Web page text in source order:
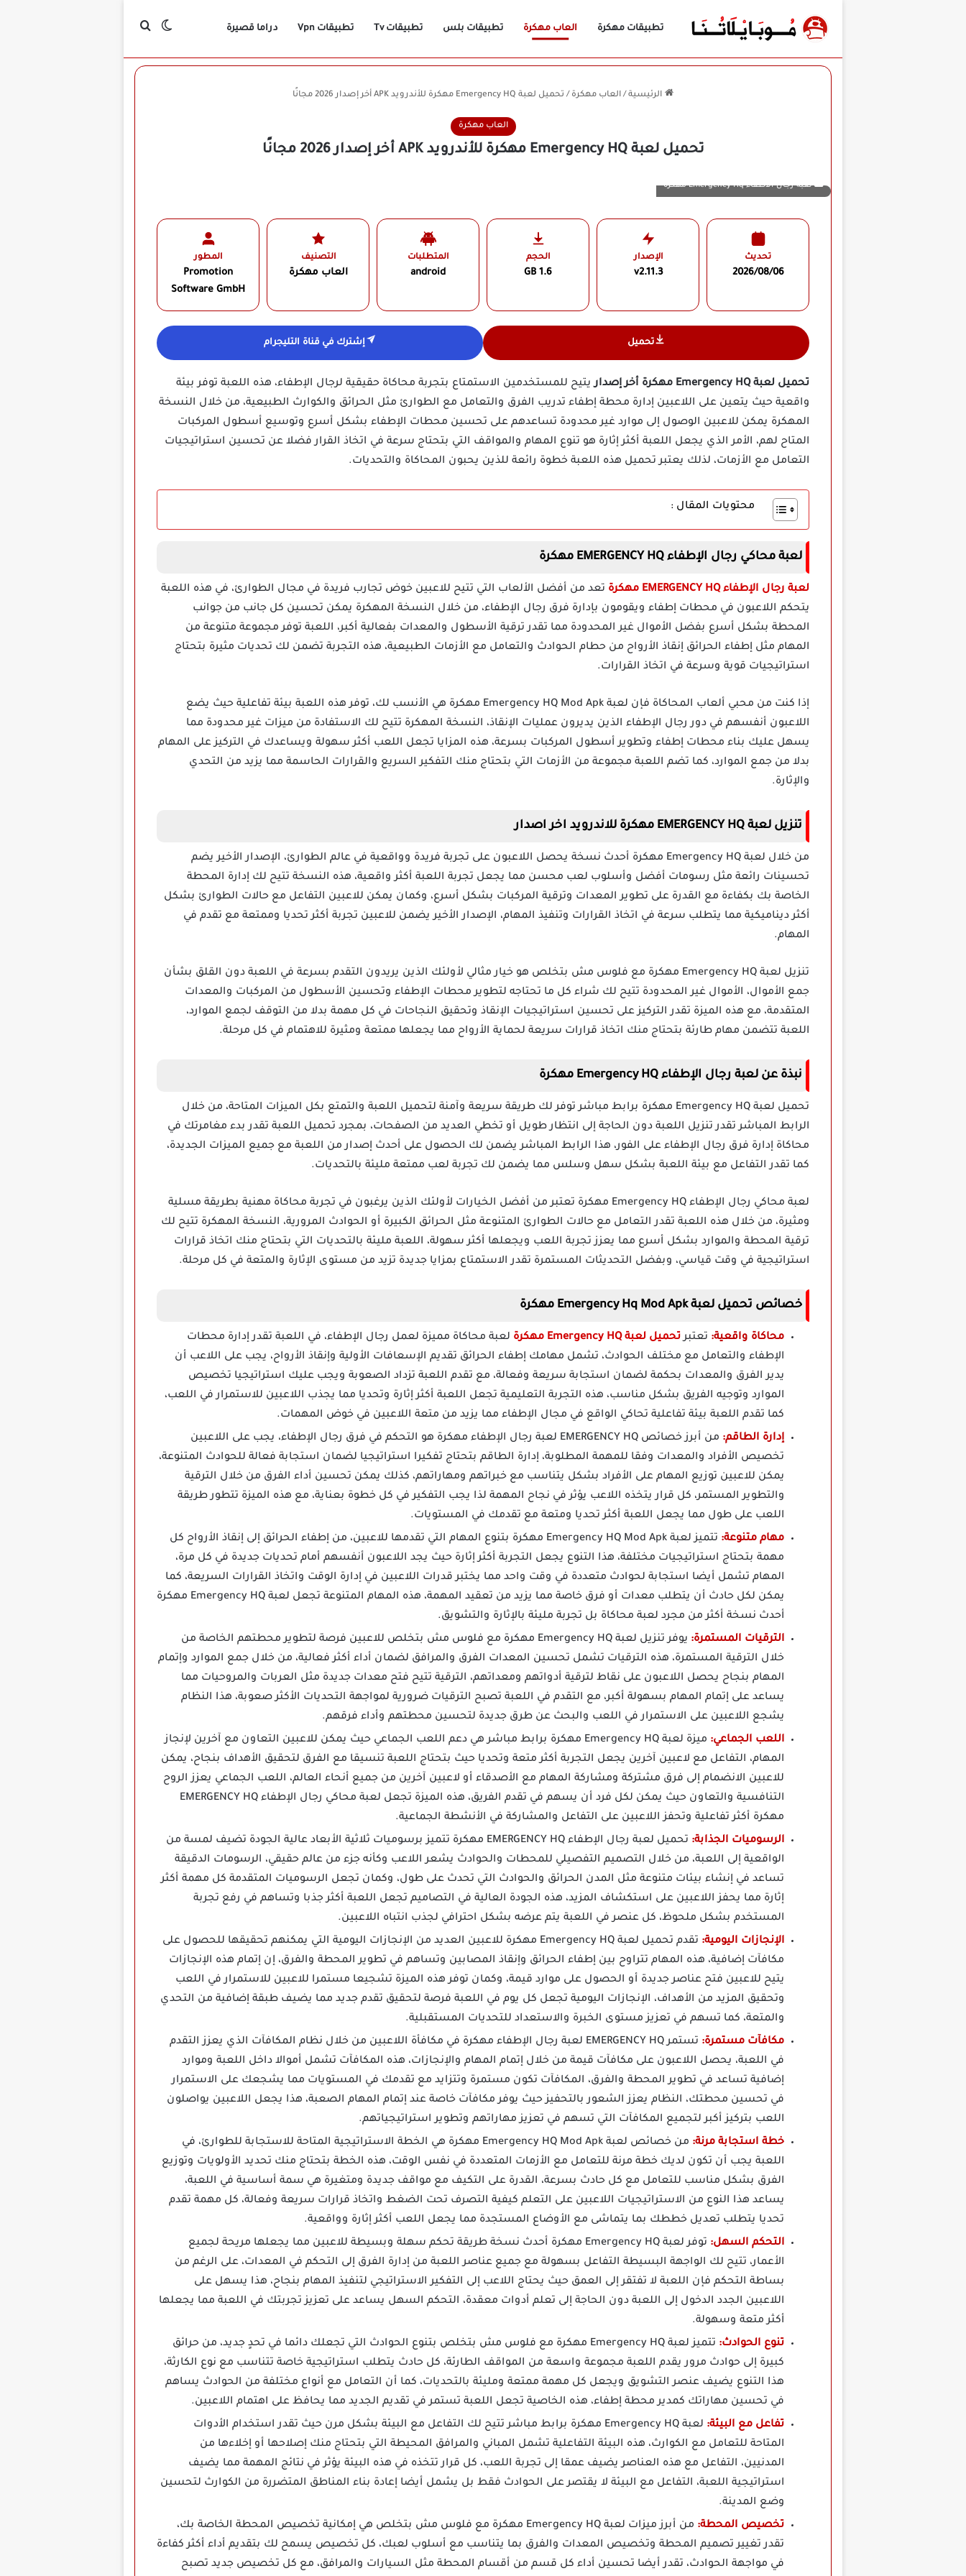
تطبيقات مهكرة العاب مهكرة تطبيقات بلس تطبيقات Tv تطبيقات Vpn دراما قصيرة الوضع المظلم
بحث عن
الرئيسية / العاب مهكرة / تحميل لعبة Emergency HQ مهكرة للأندرويد APK أخر إصدار 2026 مجانًا
العاب مهكرة
تحميل لعبة Emergency HQ مهكرة للأندرويد APK أخر إصدار 2026 مجانًا
لعبة رجال الاطفاء Emergency Hq مهكرة
تحديث
2026/08/06
الإصدار
v2.11.3
الحجم
1.6 GB
المتطلبات
android
التصنيف
العاب مهكرة
المطور
Promotion
Software GmbH‏
تحميل إشترك في قناة التليجرام
تحميل لعبة Emergency HQ مهكرة أخر إصدار
يتيح للمستخدمين الاستمتاع بتجربة محاكاة حقيقية لرجال الإطفاء، هذه اللعبة توفر بيئة
واقعية حيث يتعين على اللاعبين إدارة محطة إطفاء تدريب الفرق والتعامل مع الطوارئ مثل الحرائق والكوارث الطبيعية، من خلال النسخة
المهكرة يمكن للاعبين الوصول إلى موارد غير محدودة تساعدهم على تحسين محطات الإطفاء بشكل أسرع وتوسيع أسطول المركبات
المتاح لهم، الأمر الذي يجعل اللعبة أكثر إثارة هو تنوع المهام والمواقف التي بتحتاج سرعة في اتخاذ القرار فضلا عن تحسين استراتيجيات
التعامل مع الأزمات، لذلك يعتبر تحميل هذه اللعبة خطوة رائعة للذين يحبون المحاكاة والتحديات.
محتويات المقال :
لعبة محاكي رجال الإطفاء EMERGENCY HQ مهكرة
لعبة رجال الإطفاء EMERGENCY HQ مهكرة
تعد من أفضل الألعاب التي تتيح للاعبين خوض تجارب فريدة في مجال الطوارئ، في هذه اللعبة
يتحكم اللاعبون في محطات إطفاء ويقومون بإدارة فرق رجال الإطفاء، من خلال النسخة المهكرة يمكن تحسين كل جانب من جوانب
المحطة بشكل أسرع بفضل الأموال غير المحدودة مما تقدر ترقية الأسطول والمعدات بفعالية أكبر، اللعبة توفر مجموعة متنوعة من
المهام مثل إطفاء الحرائق إنقاذ الأرواح من حطام الحوادث والتعامل مع الأزمات الطبيعية، هذه التجربة تضمن لك تحديات مثيرة بتحتاج
استراتيجيات قوية وسرعة في اتخاذ القرارات.
إذا كنت من محبي ألعاب المحاكاة فإن لعبة Emergency HQ Mod Apk مهكرة هي الأنسب لك، توفر هذه اللعبة بيئة تفاعلية حيث يضع
اللاعبون أنفسهم في دور رجال الإطفاء الذين يديرون عمليات الإنقاذ، النسخة المهكرة تتيح لك الاستفادة من ميزات غير محدودة مما
يسهل عليك بناء محطات إطفاء وتطوير أسطول المركبات بسرعة، هذه المزايا تجعل اللعب أكثر سهولة ويساعدك في التركيز على المهام
بدلا من جمع الموارد، كما تضم اللعبة مجموعة من الأزمات التي بتحتاج منك التفكير السريع والقرارات الحاسمة مما يزيد من التحدي
والإثارة.
تنزيل لعبة EMERGENCY HQ مهكرة للاندرويد اخر اصدار
من خلال لعبة Emergency HQ مهكرة أحدث نسخة يحصل اللاعبون على تجربة فريدة وواقعية في عالم الطوارئ، الإصدار الأخير يضم
تحسينات رائعة مثل رسومات أفضل وأسلوب لعب محسن مما يجعل تجربة اللعبة أكثر واقعية، هذه النسخة تتيح لك إدارة المحطة
الخاصة بك بكفاءة مع القدرة على تطوير المعدات وترقية المركبات بشكل أسرع، وكمان يمكن للاعبين التفاعل مع حالات الطوارئ بشكل
أكثر ديناميكية مما يتطلب سرعة في اتخاذ القرارات وتنفيذ المهام، الإصدار الأخير يضمن للاعبين تجربة أكثر تحديا وممتعة مع تقدم في
المهام.
تنزيل لعبة Emergency HQ مهكرة مع فلوس مش بتخلص هو خيار مثالي لأولئك الذين يريدون التقدم بسرعة في اللعبة دون القلق بشأن
جمع الأموال، الأموال غير المحدودة تتيح لك شراء كل ما تحتاجه لتطوير محطات الإطفاء وتحسين الأسطول من المركبات والمعدات
المتقدمة، مع هذه الميزة تقدر التركيز على تحسين استراتيجيات الإنقاذ وتحقيق النجاحات في كل مهمة بدلا من التوقف لجمع الموارد،
اللعبة تتضمن مهام طارئة بتحتاج منك اتخاذ قرارات سريعة لحماية الأرواح مما يجعلها ممتعة ومثيرة للاهتمام في كل مرحلة.
نبذة عن لعبة رجال الإطفاء Emergency HQ مهكرة
تحميل لعبة Emergency HQ مهكرة برابط مباشر توفر لك طريقة سريعة وآمنة لتحميل اللعبة والتمتع بكل الميزات المتاحة، من خلال
الرابط المباشر تقدر تنزيل اللعبة دون الحاجة إلى انتظار طويل أو تخطي العديد من الصفحات، بمجرد تحميل اللعبة تقدر بدء مغامرتك في
محاكاة إدارة فرق رجال الإطفاء على الفور، هذا الرابط المباشر يضمن لك الحصول على أحدث إصدار من اللعبة مع جميع الميزات الجديدة،
كما تقدر التفاعل مع بيئة اللعبة بشكل سهل وسلس مما يضمن لك تجربة لعب ممتعة مليئة بالتحديات.
لعبة محاكي رجال الإطفاء Emergency HQ مهكرة تعتبر من أفضل الخيارات لأولئك الذين يرغبون في تجربة محاكاة مهنية بطريقة مسلية
ومثيرة، من خلال هذه اللعبة تقدر التعامل مع حالات الطوارئ المتنوعة مثل الحرائق الكبيرة أو الحوادث المرورية، النسخة المهكرة تتيح لك
ترقية المحطة والموارد بشكل أسرع مما يعزز تجربة اللعب ويجعلها أكثر سهولة، اللعبة مليئة بالتحديات التي بتحتاج منك اتخاذ قرارات
استراتيجية في وقت قياسي، وبفضل التحديثات المستمرة تقدر الاستمتاع بمزايا جديدة تزيد من مستوى الإثارة والمتعة في كل مرحلة.
خصائص تحميل لعبة Emergency Hq Mod Apk مهكرة
محاكاة واقعية: تعتبرتحميل لعبة Emergency HQ مهكرة
لعبة محاكاة مميزة لعمل رجال الإطفاء، في اللعبة تقدر إدارة محطات
الإطفاء والتعامل مع مختلف الحوادث، تشمل مهامك إطفاء الحرائق تقديم الإسعافات الأولية وإنقاذ الأرواح، يجب على اللاعب أن
يدير الفرق والمعدات بحكمة لضمان استجابة سريعة وفعالة، مع تقدم اللعبة تزداد الصعوبة ويجب عليك استراتيجيا تخصيص
الموارد وتوجيه الفريق بشكل مناسب، هذه التجربة التعليمية تجعل اللعبة أكثر إثارة وتحديا مما يجذب اللاعبين للاستمرار في اللعب،
كما تقدم اللعبة بيئة تفاعلية تحاكي الواقع في مجال الإطفاء مما يزيد من متعة اللاعبين في خوض المهمات.
إدارة الطاقم:
من أبرز خصائص EMERGENCY HQ لعبة رجال الإطفاء مهكرة هو التحكم في فرق رجال الإطفاء، يجب على اللاعبين
تخصيص الأفراد والمعدات وفقا للمهمة المطلوبة، إدارة الطاقم بتحتاج تفكيرا استراتيجيا لضمان استجابة فعالة للحوادث المتنوعة،
يمكن للاعبين توزيع المهام على الأفراد بشكل يتناسب مع خبراتهم ومهاراتهم، كذلك يمكن تحسين أداء الفرق من خلال الترقية
والتطوير المستمر، كل قرار يتخذه اللاعب يؤثر في نجاح المهمة لذا يجب التفكير في كل خطوة بعناية، مع هذه الميزة تتطور طريقة
اللعب على طول مما يجعل اللعبة أكثر تحديا ومتعة مع تقدمك في المستويات.
مهام متنوعة:
تتميز لعبة Emergency HQ Mod Apk مهكرة بتنوع المهام التي تقدمها للاعبين، من إطفاء الحرائق إلى إنقاذ الأرواح كل
مهمة بتحتاج استراتيجيات مختلفة، هذا التنوع يجعل التجربة أكثر إثارة حيث يجد اللاعبون أنفسهم أمام تحديات جديدة في كل مرة،
المهام تشمل أيضا استجابة لحوادث متعددة في وقت واحد مما يختبر قدرات اللاعبين في إدارة الوقت واتخاذ القرارات السريعة، كما
يمكن لكل حادث أن يتطلب معدات أو فرق خاصة مما يزيد من تعقيد المهمة، هذه المهام المتنوعة تجعل لعبة Emergency HQ مهكرة
أحدث نسخة أكثر من مجرد لعبة محاكاة بل تجربة مليئة بالإثارة والتشويق.
الترقيات المستمرة:
يوفر تنزيل لعبة Emergency HQ مهكرة مع فلوس مش بتخلص للاعبين فرصة لتطوير محطتهم الخاصة من
خلال الترقية المستمرة، هذه الترقيات تشمل تحسين المعدات الفرق والمرافق لضمان أداء أكثر فعالية، من خلال جمع الموارد وإتمام
المهام بنجاح يحصل اللاعبون على نقاط لترقية أدواتهم ومعداتهم، الترقية تتيح فتح معدات جديدة مثل العربات والمروحيات مما
يساعد على إتمام المهام بسهولة أكبر، مع التقدم في اللعبة تصبح الترقيات ضرورية لمواجهة التحديات الأكثر صعوبة، هذا النظام
يشجع اللاعبين على الاستمرار في اللعب والبحث عن طرق جديدة لتحسين محطتهم وأداء فرقهم.
اللعب الجماعي:
ميزة لعبة Emergency HQ مهكرة برابط مباشر هي دعم اللعب الجماعي حيث يمكن للاعبين التعاون مع آخرين لإنجاز
المهام، التفاعل مع لاعبين آخرين يجعل التجربة أكثر متعة وتحديا حيث بتحتاج اللعبة تنسيقا مع الفرق لتحقيق الأهداف بنجاح، يمكن
للاعبين الانضمام إلى فرق مشتركة ومشاركة المهام مع الأصدقاء أو لاعبين آخرين من جميع أنحاء العالم، اللعب الجماعي يعزز الروح
التنافسية والتعاون حيث يمكن لكل فرد أن يسهم في تقدم الفريق، هذه الميزة تجعل لعبة محاكي رجال الإطفاء EMERGENCY HQ
مهكرة أكثر تفاعلية وتحفز اللاعبين على التفاعل والمشاركة في الأنشطة الجماعية.
الرسوميات الجذابة:
تحميل لعبة رجال الإطفاء EMERGENCY HQ مهكرة تتميز برسوميات ثلاثية الأبعاد عالية الجودة تضيف لمسة من
الواقعية إلى اللعبة، من خلال التصميم التفصيلي للمحطات والحوادث يشعر اللاعب وكأنه جزء من عالم حقيقي، الرسومات الدقيقة
تساعد في إنشاء بيئات متنوعة مثل المدن الحرائق والحوادث التي تحدث على طول، وكمان تجعل الرسوميات المتقدمة كل مهمة أكثر
إثارة مما يحفز اللاعبين على استكشاف المزيد، هذه الجودة العالية في التصاميم تجعل اللعبة أكثر جذبا وتساهم في رفع تجربة
المستخدم بشكل ملحوظ، كل عنصر في اللعبة يتم عرضه بشكل احترافي لجذب انتباه اللاعبين.
الإنجازات اليومية:
تقدم تحميل لعبة Emergency HQ مهكرة للاعبين العديد من الإنجازات اليومية التي يمكنهم تحقيقها للحصول على
مكافآت إضافية، هذه المهام تتراوح بين إطفاء الحرائق وإنقاذ المصابين وتساهم في تطوير المحطة والفرق، إن إتمام هذه الإنجازات
يتيح للاعبين فتح عناصر جديدة أو الحصول على موارد قيمة، وكمان توفر هذه الميزة تشجيعا مستمرا للاعبين للاستمرار في اللعب
وتحقيق المزيد من الأهداف، الإنجازات اليومية تجعل كل يوم في اللعبة فرصة لتحقيق تقدم جديد مما يضيف طبقة إضافية من التحدي
والمتعة، كما تسهم في تعزيز مستوى الخبرة والاستعداد للتحديات المستقبلية.
مكافآت مستمرة:
تستمر EMERGENCY HQ لعبة رجال الإطفاء مهكرة في مكافأة اللاعبين من خلال نظام المكافآت الذي يعزز التقدم
في اللعبة، يحصل اللاعبون على مكافآت قيمة من خلال إتمام المهام والإنجازات، هذه المكافآت تشمل أموالا داخل اللعبة وموارد
إضافية تساعد في تطوير المحطة والفرق، المكافآت تكون مستمرة وتتزايد مع تقدمك في المستويات مما يشجعك على الاستمرار
في تحسين محطتك، النظام يعزز الشعور بالتحفيز حيث يوفر مكافآت خاصة عند إتمام المهام الصعبة، هذا يجعل اللاعبين يواصلون
اللعب بتركيز أكبر لتجميع المكافآت التي تسهم في تعزيز مهاراتهم وتطوير استراتيجياتهم.
خطة استجابة مرنة:
من خصائص لعبة Emergency HQ Mod Apk مهكرة هي الخطة الاستراتيجية المتاحة للاستجابة للطوارئ، في
اللعبة يجب أن تكون لديك خطة مرنة للتعامل مع الأزمات المتعددة في نفس الوقت، هذه الخطة بتحتاج منك تحديد الأولويات وتوزيع
الفرق بشكل مناسب للتعامل مع كل حادث بسرعة، القدرة على التكيف مع مواقف جديدة ومتغيرة هي سمة أساسية في اللعبة،
يساعد هذا النوع من الاستراتيجيات اللاعبين على التعلم كيفية التصرف تحت الضغط واتخاذ قرارات سريعة وفعالة، كل مهمة تقدم
تحديا يتطلب تعديل خططك بما يتماشى مع الأوضاع المستجدة مما يجعل اللعب أكثر إثارة وواقعية.
التحكم السهل:
توفر لعبة Emergency HQ مهكرة أحدث نسخة طريقة تحكم سهلة وبسيطة للاعبين مما يجعلها مريحة لجميع
الأعمار، تتيح لك الواجهة البسيطة التفاعل بسهولة مع جميع عناصر اللعبة من إدارة الفرق إلى التحكم في المعدات، على الرغم من
بساطة التحكم فإن اللعبة لا تفتقر إلى العمق حيث يحتاج اللاعب إلى التفكير الاستراتيجي لتنفيذ المهام بنجاح، هذا يسهل على
اللاعبين الجدد الدخول إلى اللعبة دون الحاجة إلى تعلم أدوات معقدة، التحكم السهل يساعد على تعزيز تجربتك في اللعبة مما يجعلها
أكثر متعة وسهولة.
تنوع الحوادث:
تتميز لعبة Emergency HQ مهكرة مع فلوس مش بتخلص بتنوع الحوادث التي تجعلك دائما في تحدٍ جديد، من حرائق
كبيرة إلى حوادث مرور يقدم اللعبة مجموعة واسعة من المواقف الطارئة، كل حادث يتطلب استراتيجية خاصة تتناسب مع نوع الكارثة،
هذا التنوع يضيف عنصر التشويق ويجعل كل مهمة ممتعة ومليئة بالتحديات، كما أن التعامل مع أنواع مختلفة من الحوادث يساهم
في تحسين مهاراتك كمدير محطة إطفاء، هذه الخاصية تجعل اللعبة تستمر في تقديم الجديد مما يحافظ على اهتمام اللاعبين.
تفاعل مع البيئة:
لعبة Emergency HQ مهكرة برابط مباشر تتيح لك التفاعل مع البيئة بشكل مرن حيث تقدر استخدام الأدوات
المتاحة للتعامل مع الكوارث، هذه البيئة التفاعلية تشمل المباني والمرافق المحيطة التي بتحتاج منك إصلاحها أو إخلاءها من
المدنيين، التفاعل مع هذه العناصر يضيف عمقا إلى تجربة اللعب، كل قرار تتخذه في هذه البيئة يؤثر في نتائج المهمة مما يضيف
استراتيجية اللعبة، التفاعل مع البيئة لا يقتصر على الحوادث فقط بل يشمل أيضا إعادة بناء المناطق المتضررة من الكوارث لتحسين
وضع المدينة.
تخصيص المحطة:
من أبرز ميزات لعبة Emergency HQ مهكرة مع فلوس مش بتخلص هي إمكانية تخصيص المحطة الخاصة بك،
تقدر تغيير تصميم المحطة وتخصيص المعدات والفرق بما يتناسب مع أسلوب لعبك، كل تخصيص يسمح لك بتقديم أداء أكثر كفاءة
في مواجهة الحوادث، تقدر أيضا تحسين أداء كل قسم من أقسام المحطة مثل السيارات والمرافق، مع كل تخصيص جديد تصبح